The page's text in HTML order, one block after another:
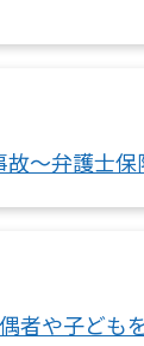
～弁護士保
や子どもを